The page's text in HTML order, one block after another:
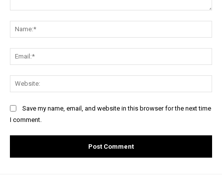
Save my name, email, and website in this browser for the next time
I comment.